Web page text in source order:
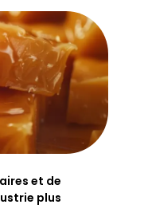
et de
plus